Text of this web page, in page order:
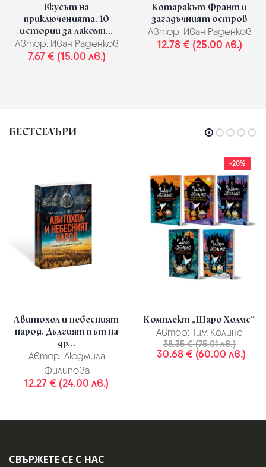
Вкусът на
приключенията. 10
истории за лакомн...
Автор: Иван Раденков
7.67 € (15.00 лв.)
Котаракът Франт и
загадъчният остров
Автор: Иван Раденков
12.78 € (25.00 лв.)
БЕСТСЕЛЪРИ
Авитохол и небесният
народ. Дългият път на
др...
Автор: Людмила
Филипова
12.27 € (24.00 лв.)
-20%
Комплект „Шаро Холмс“
Автор: Тим Колинс
38.35 € (75.01 лв.)
30.68 € (60.00 лв.)
СВЪРЖЕТЕ СЕ С НАС